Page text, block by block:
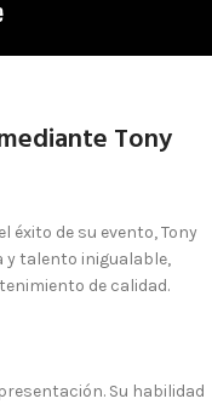
Tony
éxito de su evento, Tony
y talento inigualable,
de calidad.
Su habilidad